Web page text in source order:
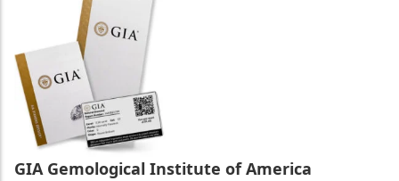
GIA Gemological Institute of America